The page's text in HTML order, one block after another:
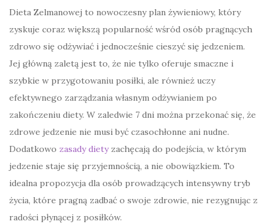
Dieta Zelmanowej to nowoczesny plan żywieniowy, który
zyskuje coraz większą popularność wśród osób pragnących
zdrowo się odżywiać i jednocześnie cieszyć się jedzeniem.
Jej główną zaletą jest to, że nie tylko oferuje smaczne i
szybkie w przygotowaniu posiłki, ale również uczy
efektywnego zarządzania własnym odżywianiem po
zakończeniu diety. W zaledwie 7 dni można przekonać się, że
zdrowe jedzenie nie musi być czasochłonne ani nudne.
Dodatkowo zasady dietyzachęcają do podejścia, w którym
jedzenie staje się przyjemnością, a nie obowiązkiem. To
idealna propozycja dla osób prowadzących intensywny tryb
życia, które pragną zadbać o swoje zdrowie, nie rezygnując z
radości płynącej z posiłków.